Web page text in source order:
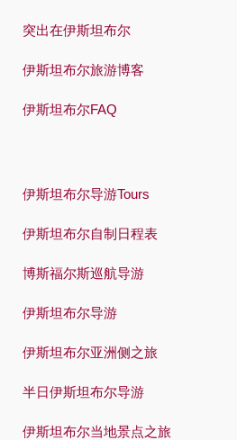
突出在伊斯坦布尔
伊斯坦布尔旅游博客
伊斯坦布尔FAQ
伊斯坦布尔导游Tours
伊斯坦布尔自制日程表
博斯福尔斯巡航导游
伊斯坦布尔导游
伊斯坦布尔亚洲侧之旅
半日伊斯坦布尔导游
伊斯坦布尔当地景点之旅